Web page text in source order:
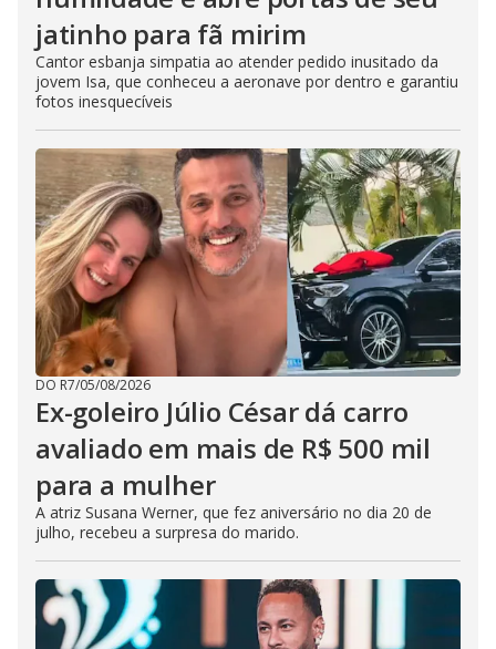
jatinho para fã mirim
Cantor esbanja simpatia ao atender pedido inusitado da
jovem Isa, que conheceu a aeronave por dentro e garantiu
fotos inesquecíveis
DO R7/05/08/2026
Ex-goleiro Júlio César dá carro
avaliado em mais de R$ 500 mil
para a mulher
A atriz Susana Werner, que fez aniversário no dia 20 de
julho, recebeu a surpresa do marido.